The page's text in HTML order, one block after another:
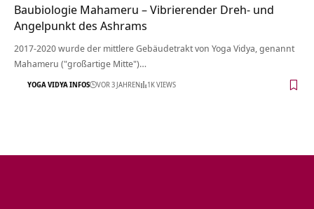
Baubiologie Mahameru – Vibrierender Dreh- und
Angelpunkt des Ashrams
2017-2020 wurde der mittlere Gebäudetrakt von Yoga Vidya, genannt
Mahameru ("großartige Mitte")…
YOGA VIDYA INFOS VOR 3 JAHREN 1K VIEWS